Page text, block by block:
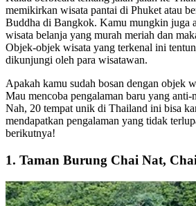
memikirkan wisata pantai di Phuket atau
Buddha di Bangkok. Kamu mungkin juga
wisata belanja yang murah meriah dan
Objek-objek wisata yang terkenal ini
dikunjungi oleh para wisatawan.
Apakah kamu sudah bosan dengan objek
Mau mencoba pengalaman baru yang
Nah, 20 tempat unik di Thailand ini bisa
mendapatkan pengalaman yang tidak
berikutnya!
1. Taman Burung Chai Nat,